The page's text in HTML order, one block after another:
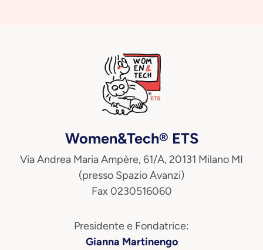
Women&Tech® ETS
Via Andrea Maria Ampère, 61/A, 20131 Milano MI
(presso Spazio Avanzi)
Fax 0230516060
Presidente e Fondatrice:
Gianna Martinengo